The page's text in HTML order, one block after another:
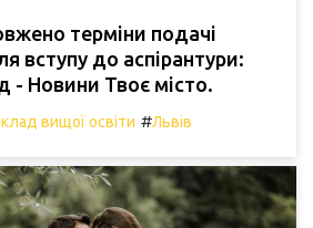
терміни подачі
вступу до аспірантури:
- Новини Твоє місто.
вищої освіти #Львів